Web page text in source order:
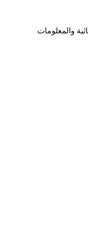
والمعلومات